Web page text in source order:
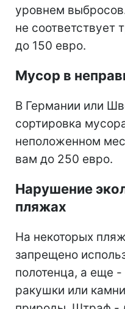
уровнем
не
до 150 евро.
Мусор в
В Германии или
сортировка
неположенном
вам до 250 евро.
Нарушение
пляжах
На некоторых
запрещено
полотенца, а еще
ракушки или